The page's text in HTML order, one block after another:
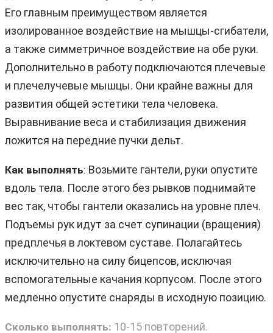
Его главным преимуществом является
изолированное воздействие на мышцы-сгибатели,
а также симметричное воздействие на обе руки.
Дополнительно в работу подключаются плечевые
и плечелучевые мышцы. Они крайне важны для
развития общей эстетики тела человека.
Выравнивание веса и стабилизация движения
ложится на передние пучки дельт.
Как выполнять: Возьмите гантели, руки опустите
вдоль тела. После этого без рывков поднимайте
вес так, чтобы гантели оказались на уровне плеч.
Подъемы рук идут за счет супинации (вращения)
предплечья в локтевом суставе. Полагайтесь
исключительно на силу бицепсов, исключая
вспомогательные качания корпусом. После этого
медленно опустите снаряды в исходную позицию.
Сколько выполнять: 10-15 повторений.